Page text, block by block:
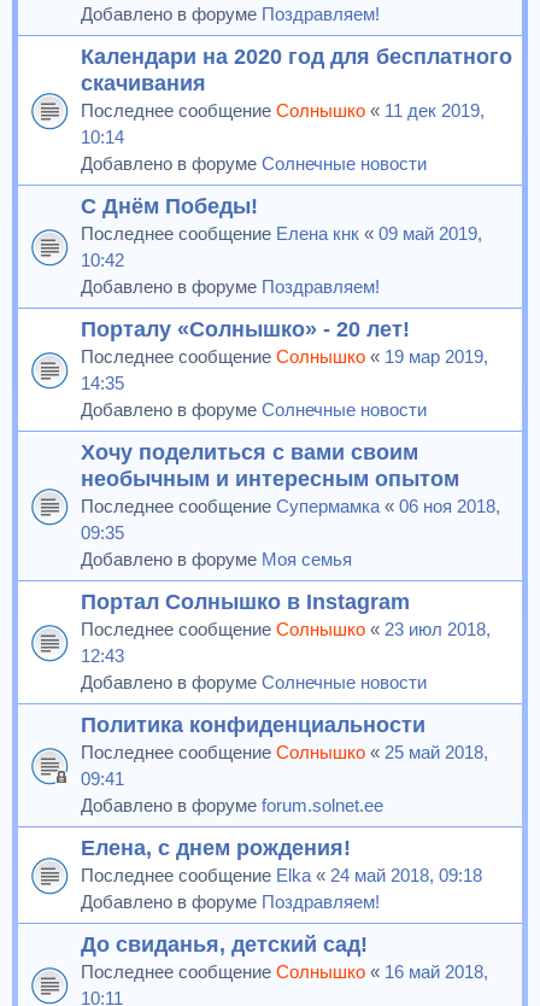
Добавлено в форуме Поздравляем!
Календари на 2020 год для бесплатного
скачивания
Последнее сообщение Солнышко « 11 дек 2019,
10:14
Добавлено в форуме Солнечные новости
С Днём Победы!
Последнее сообщение Елена кнк « 09 май 2019,
10:42
Добавлено в форуме Поздравляем!
Порталу «Солнышко» - 20 лет!
Последнее сообщение Солнышко « 19 мар 2019,
14:35
Добавлено в форуме Солнечные новости
Хочу поделиться с вами своим
необычным и интересным опытом
Последнее сообщение Супермамка « 06 ноя 2018,
09:35
Добавлено в форуме Моя семья
Портал Солнышко в Instagram
Последнее сообщение Солнышко « 23 июл 2018,
12:43
Добавлено в форуме Солнечные новости
Политика конфиденциальности
Последнее сообщение Солнышко « 25 май 2018,
09:41
Добавлено в форуме forum.solnet.ee
Елена, с днем рождения!
Последнее сообщение Elka « 24 май 2018, 09:18
Добавлено в форуме Поздравляем!
До свиданья, детский сад!
Последнее сообщение Солнышко « 16 май 2018,
10:11